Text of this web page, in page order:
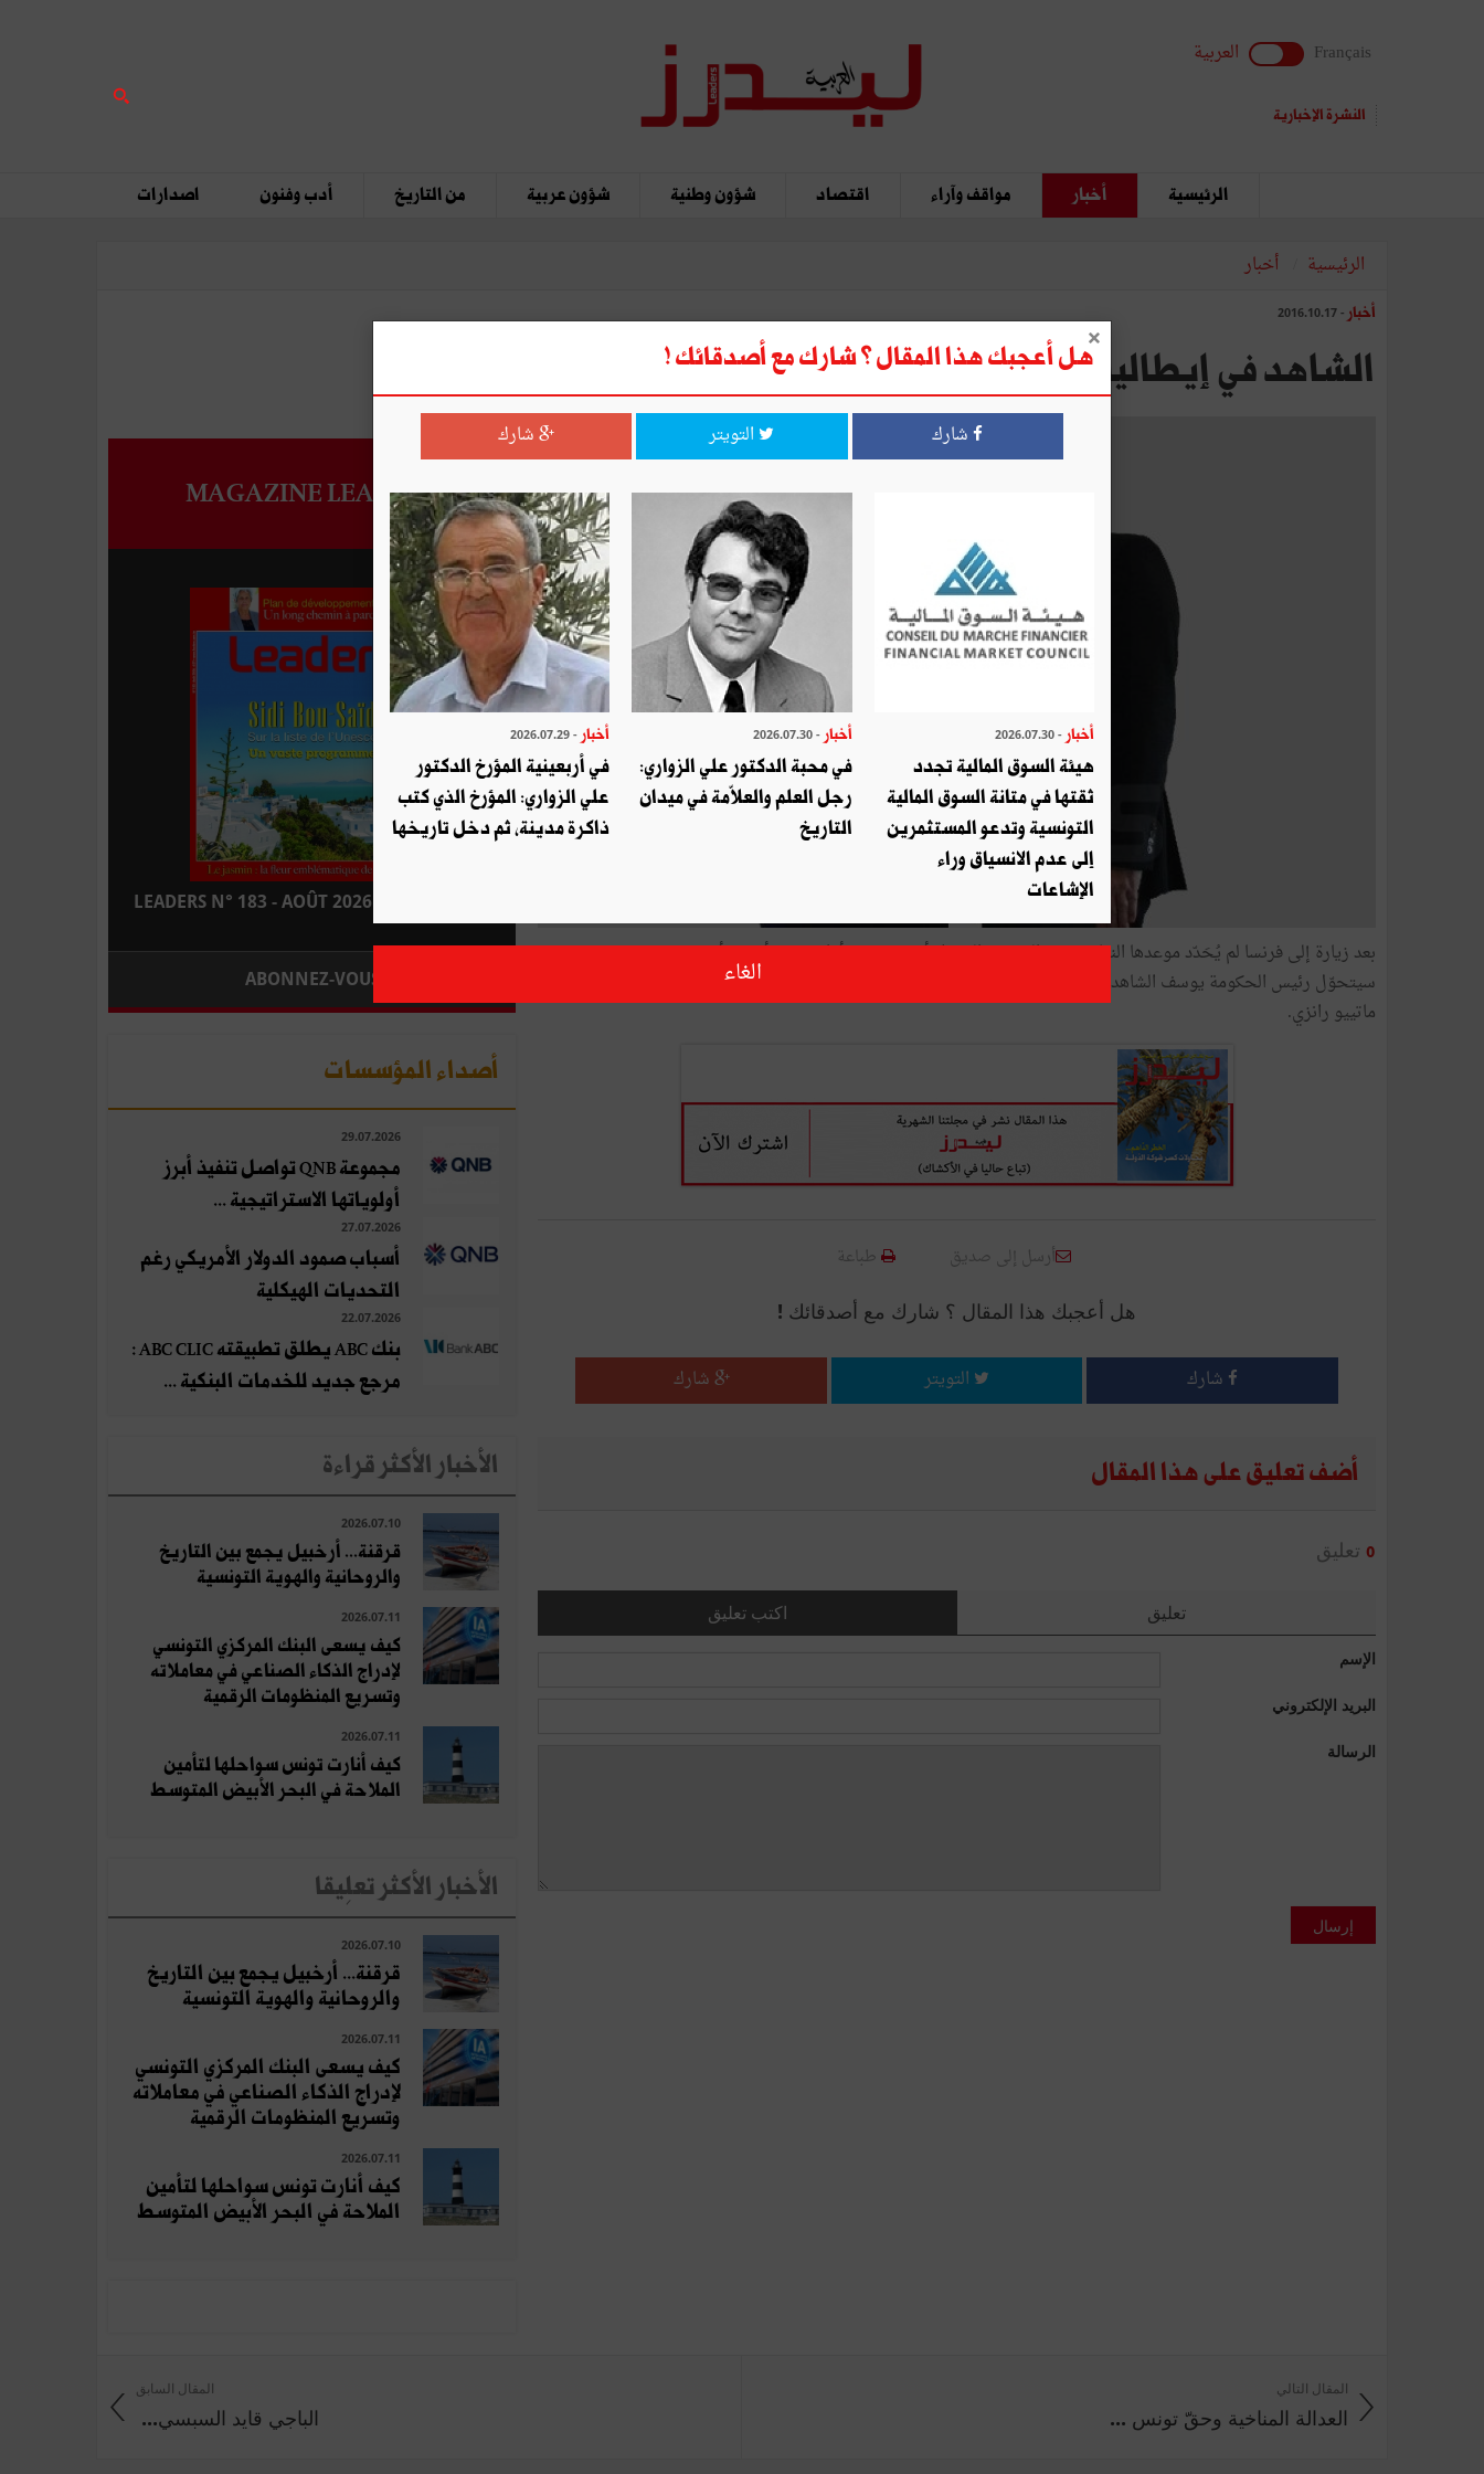
Français العربية
النشرة الإخبارية
الرئيسية أخبار مواقف وآراء اقتصاد شؤون وطنية شؤون عربية من التاريخ أدب وفنون اصدارات
الرئيسية أخبار
أخبار - 2016.10.17
الشاهد‭ ‬في‭ ‬إيطاليا‭ ‬ديسمبر‭ ‬القادم
بعد زيارة إلى فرنسا لم يُحَدّد موعدها النهائيبعدوالذيمنالمنتظرأنيكونفيأواخرشهرأكتوبرأوفيغضونشهرنوفمبر،
سيتحوّل رئيس الحكومة يوسف الشاهد بدعوة
ماتييو رانزي.
أرسل إلى صديق طباعة
هل أعجبك هذا المقال ؟ شارك مع أصدقائك !
شارك التويتر شارك
أضف تعليق على هذا المقال
0 تعليق
اكتب تعليق تعليق
الإسم
البريد الإلكتروني
الرسالة
إرسال
MAGAZINE LEADERS
LEADERS N° 183 - AOÛT 2026 : EN KIOSQUE
ABONNEZ-VOUS
أصداء المؤسسات
29.07.2026
مجموعة QNB تواصل تنفيذ أبرز
أولوياتها الاستراتيجية ...
27.07.2026
أسباب صمود الدولار الأمريكي رغم
التحديات الهيكلية
22.07.2026
بنك ABC يطلق تطبيقته ABC CLIC :
مرجع جديد للخدمات البنكية ...
الأخبار الأكثر قراءة
2026.07.10
قرقنة... أرخبيل يجمع بين التاريخ
والروحانية والهوية التونسية
2026.07.11
كيف يسعى البنك المركزي التونسي
لإدراج الذكاء الصناعي في معاملاته
وتسريع المنظومات الرقمية
2026.07.11
كيف أنارت تونس سواحلها لتأمين
الملاحة في البحر الأبيض المتوسط
الأخبار الأكثر تعلِيقا
2026.07.10
قرقنة... أرخبيل يجمع بين التاريخ
والروحانية والهوية التونسية
2026.07.11
كيف يسعى البنك المركزي التونسي
لإدراج الذكاء الصناعي في معاملاته
وتسريع المنظومات الرقمية
2026.07.11
كيف أنارت تونس سواحلها لتأمين
الملاحة في البحر الأبيض المتوسط
المقال السابق
الباجي‭ ‬قايد‭ ‬السبسي‭ ...
المقال التالي
العدالة المناخية وحقّ تونس ...
هل أعجبك هذا المقال ؟ شارك مع أصدقائك !
شارك التويتر شارك
أخبار - 2026.07.30
هيئة السوق المالية تجدد
ثقتها في متانة السوق المالية
التونسية وتدعو المستثمرين
إلى عدم الانسياق وراء
الإشاعات
أخبار - 2026.07.30
في محبة الدكتور علي الزواري:
رجل العلم والعلاّمة في ميدان
التاريخ
أخبار - 2026.07.29
في أربعينية المؤرخ الدكتور
علي الزواري: المؤرخ الذي كتب
ذاكرة مدينة، ثم دخل تاريخها
الغاء